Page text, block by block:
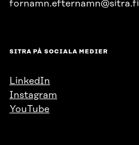
fornamn.efternamn@sitra.fi
SITRA PÅ SOCIALA MEDIER
LinkedIn
Instagram
YouTube